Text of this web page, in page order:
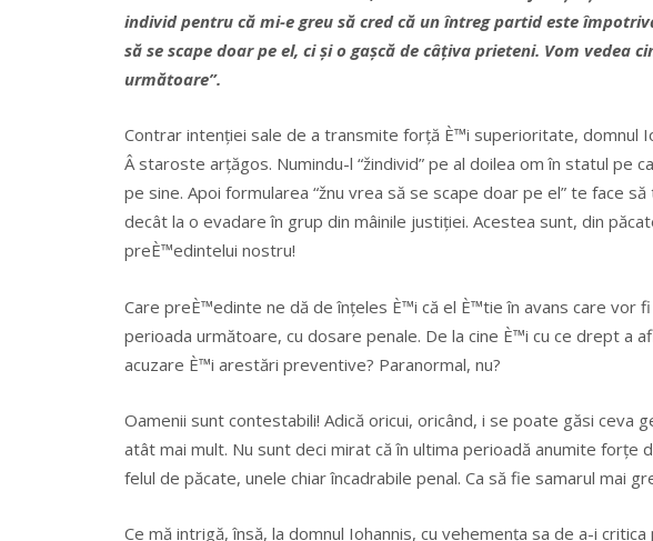
individ pentru că mi-e greu să cred că un întreg partid este
să se scape doar pe el, ci și o gașcă de câțiva prieteni. Vom vedea
următoare”.
Contrar intenției sale de a transmite forță È™i superioritate, domnul
Â staroste arțăgos. Numindu-l “žindivid” pe al doilea om în statul pe
pe sine. Apoi formularea “žnu vrea să se scape doar pe el” te face
decât la o evadare în grup din mâinile justiției. Acestea sunt, din
preÈ™edintelui nostru!
Care preÈ™edinte ne dă de înțeles È™i că el È™tie în avans care vor
perioada următoare, cu dosare penale. De la cine È™i cu ce drept a
acuzare È™i arestări preventive? Paranormal, nu?
Oamenii sunt contestabili! Adică oricui, oricând, i se poate găsi ceva
atât mai mult. Nu sunt deci mirat că în ultima perioadă anumite forțe
felul de păcate, unele chiar încadrabile penal. Ca să fie samarul mai
Ce mă intrigă, însă, la domnul Iohannis, cu vehemența sa de a-i